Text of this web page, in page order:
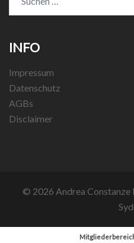
nach:
INFO
Impressum
Datenschutz
AGBs
Disclaimer
© 2026 Andrea Constanze